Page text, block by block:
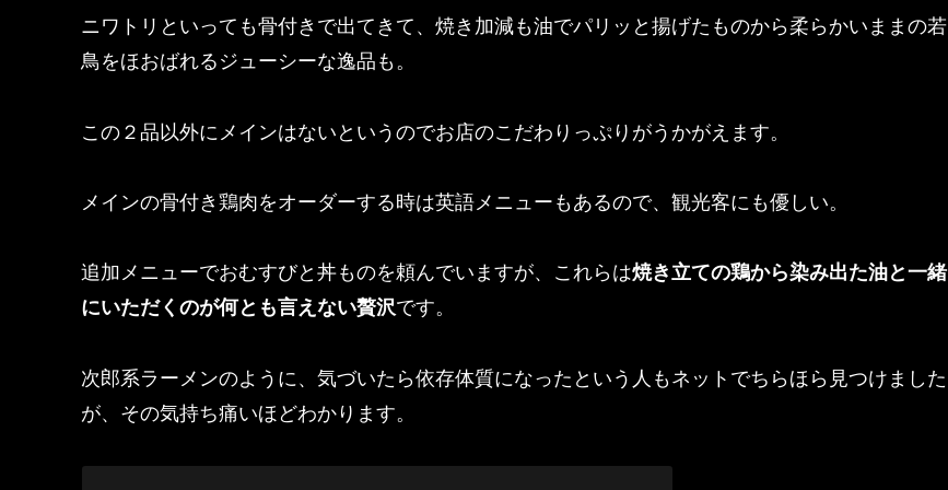
ニワトリといっても骨付きで出てきて、 焼き加減も油でパリッと揚げたものから柔らかいままの若
鳥をほおばれるジューシーな逸品も。
この２品以外にメインはないというのでお店のこだわりっぷりがう かがえます。
メインの骨付き鶏肉をオーダーする時は英語メニューもあるので、 観光客にも優しい。
追加メニューでおむすびと丼ものを頼んでいますが、 これらは焼き立ての鶏から染み出た油と一緒
にいただくのが何とも言えない贅沢です。
次郎系ラーメンのように、 気づいたら依存体質になったという人もネットでちらほら見つけま した
が、その気持ち痛いほどわかります。